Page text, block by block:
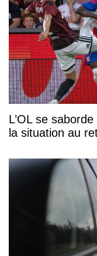
L’OL se
la situation au